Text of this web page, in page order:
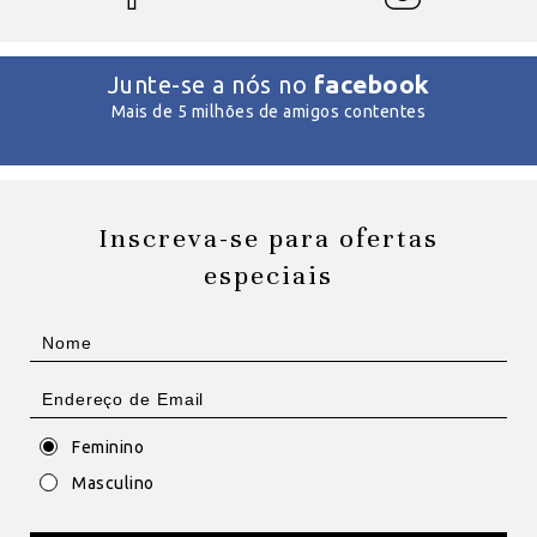
Junte-se a nós no facebook
Mais de 5 milhões de amigos contentes
Inscreva-se para ofertas
especiais
Feminino
Masculino